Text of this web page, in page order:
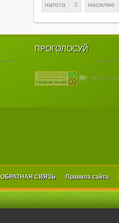
нагота 2 насилие
ПРОГОЛОСУЙ
ОБРАТНАЯ СВЯЗЬ Правила сайта